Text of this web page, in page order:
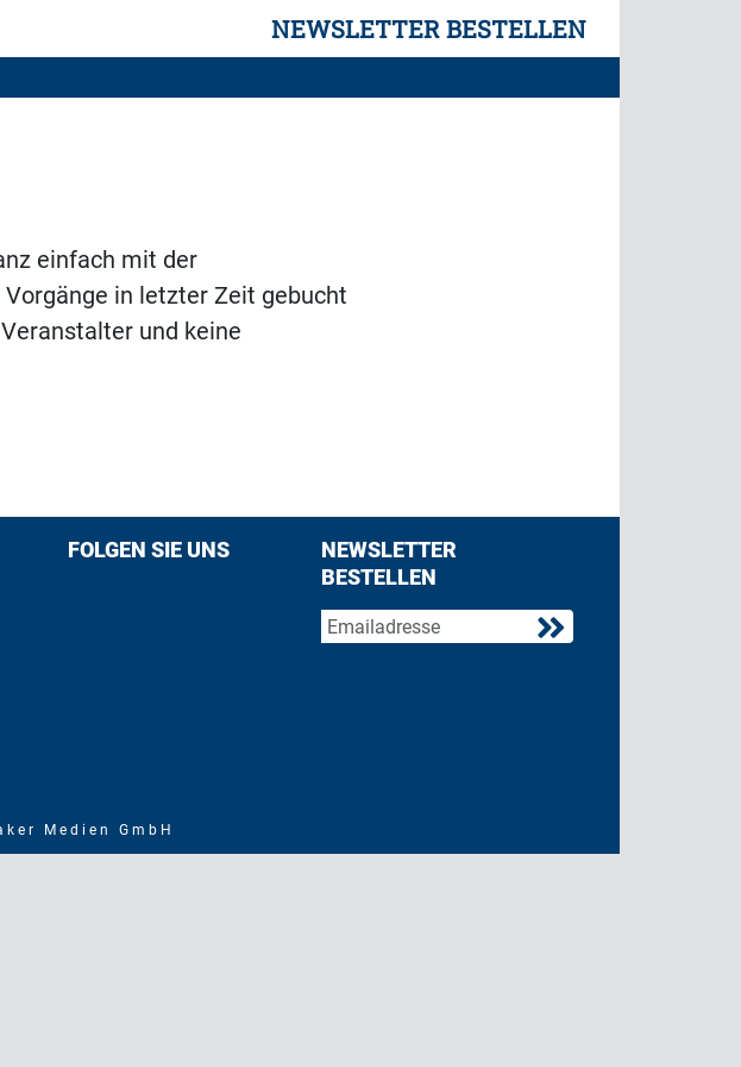
NEWSLETTER BESTELLEN
einfach mit der
in letzter Zeit gebucht
und keine
FOLGEN SIE UNS
NEWSLETTER
BESTELLEN
Medien GmbH